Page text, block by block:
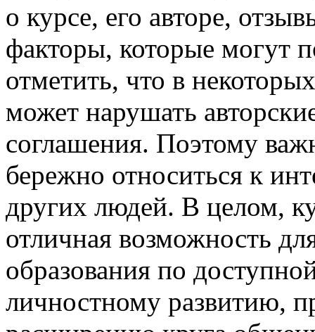
о курсе, его авторе,
факторы, которые могут
отметить, что в
может нарушать
соглашения. Поэтому
бережно относиться к
других людей. В целом,
отличная возможность
образования по
личностному развитию,